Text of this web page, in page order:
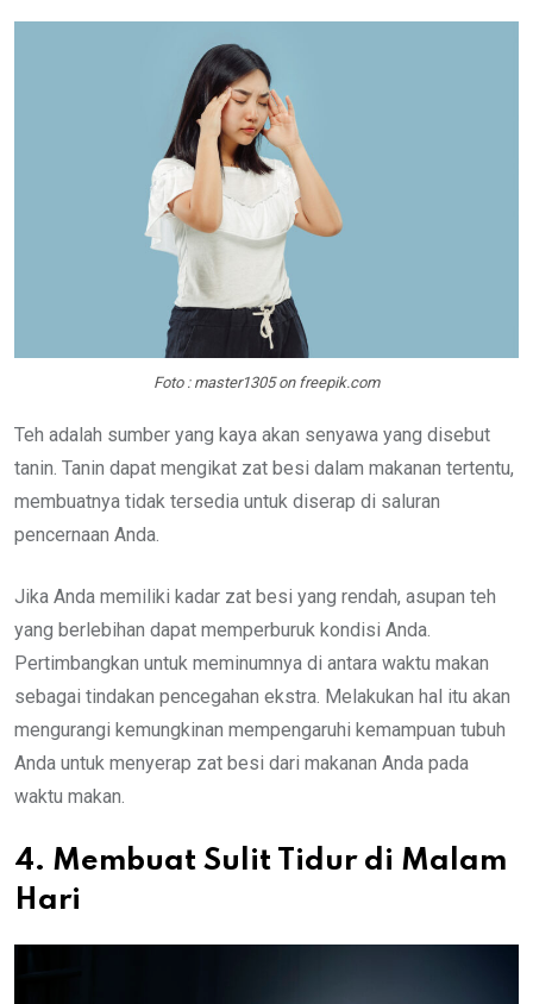
Foto : master1305 on freepik.com
Teh adalah sumber yang kaya akan senyawa yang disebut
tanin. Tanin dapat mengikat zat besi dalam makanan tertentu,
membuatnya tidak tersedia untuk diserap di saluran
pencernaan Anda.
Jika Anda memiliki kadar zat besi yang rendah, asupan teh
yang berlebihan dapat memperburuk kondisi Anda.
Pertimbangkan untuk meminumnya di antara waktu makan
sebagai tindakan pencegahan ekstra. Melakukan hal itu akan
mengurangi kemungkinan mempengaruhi kemampuan tubuh
Anda untuk menyerap zat besi dari makanan Anda pada
waktu makan.
4. Membuat Sulit Tidur di Malam
Hari